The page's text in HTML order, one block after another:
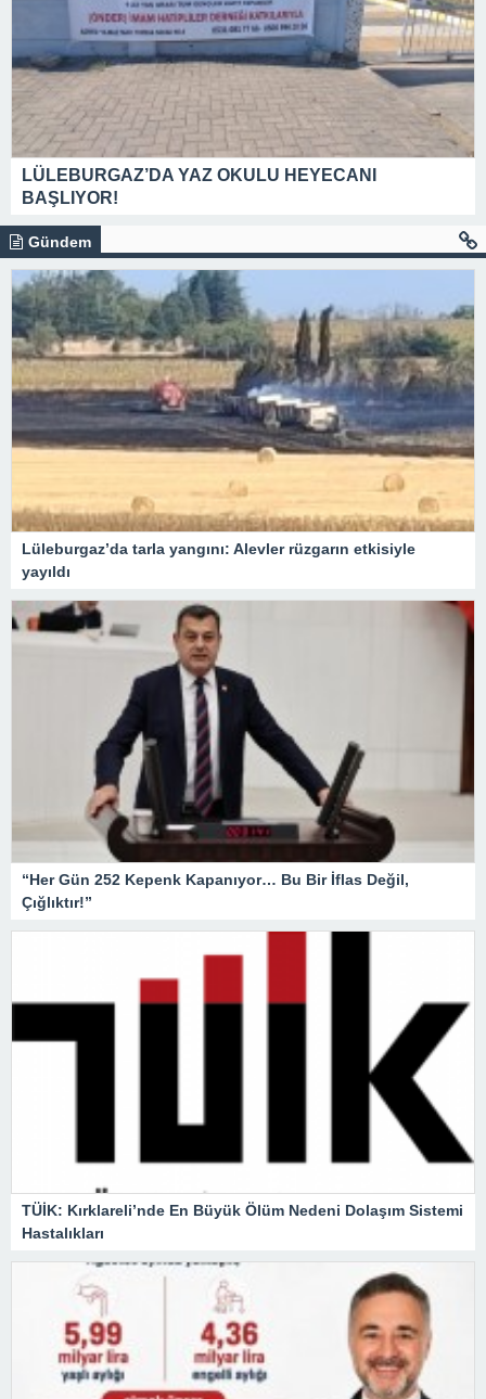
LÜLEBURGAZ’DA YAZ OKULU HEYECANI
BAŞLIYOR!
Gündem
Lüleburgaz’da tarla yangını: Alevler rüzgarın etkisiyle
yayıldı
“Her Gün 252 Kepenk Kapanıyor… Bu Bir İflas Değil,
Çığlıktır!”
TÜİK: Kırklareli’nde En Büyük Ölüm Nedeni Dolaşım Sistemi
Hastalıkları